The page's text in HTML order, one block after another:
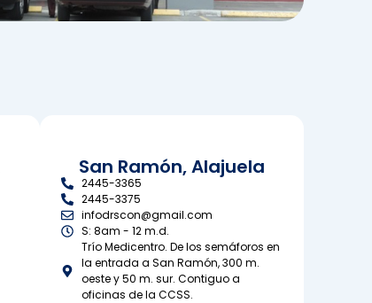
San Ramón, Alajuela
2445-3365
2445-3375
infodrscon@gmail.com
S: 8am - 12 m.d.
Trío Medicentro. De los semáforos en
la entrada a San Ramón, 300 m.
oeste y 50 m. sur. Contiguo a
oficinas de la CCSS.